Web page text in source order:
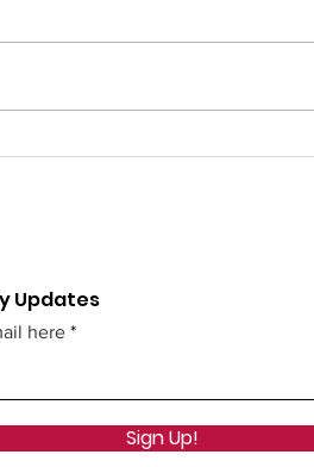
of Excellence
Updates
here
Sign Up!